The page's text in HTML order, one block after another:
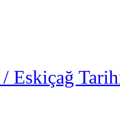
Eskiçağ